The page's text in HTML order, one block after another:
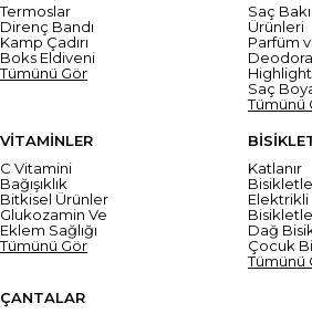
Termoslar
Direnç Bandı
Kamp Çadırı
Boks Eldiveni
Tümünü Gör
Saç
Ürünleri
Parfüm
Saç
Tümünü
VİTAMİNLER
C Vitamini
Bağışıklık
Bitkisel Ürünler
Glukozamin Ve
Eklem Sağlığı
Tümünü Gör
Katlanır
Elektrikli
Dağ
Çocuk
Tümünü
ÇANTALAR